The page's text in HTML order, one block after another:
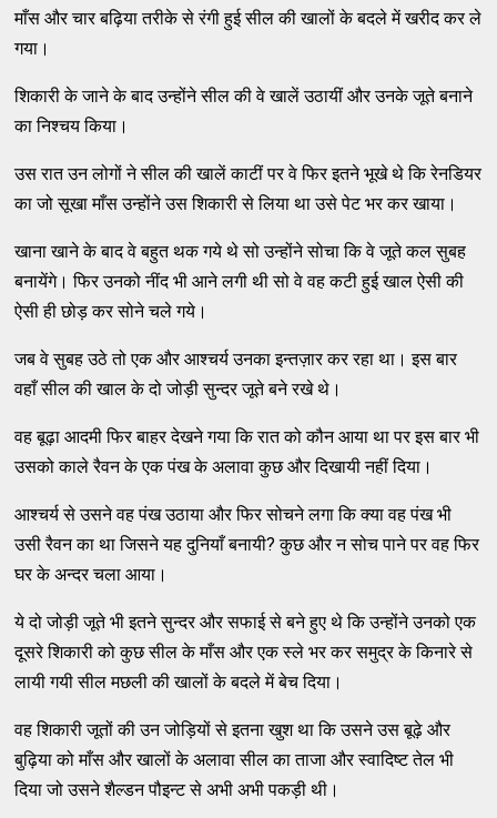
माँस और चार बढ़िया तरीके से रंगी हुई सील की खालों के बदले में खरीद कर ले
गया।
शिकारी के जाने के बाद उन्होंने सील की वे खालें उठायीं और उनके जूते बनाने
का निश्चय किया।
उस रात उन लोगों ने सील की खालें काटीं पर वे फिर इतने भूखे थे कि रेनडियर
का जो सूखा माँस उन्होंने उस शिकारी से लिया था उसे पेट भर कर खाया।
खाना खाने के बाद वे बहुत थक गये थे सो उन्होंने सोचा कि वे जूते कल सुबह
बनायेंगे। फिर उनको नींद भी आने लगी थी सो वे वह कटी हुई खाल ऐसी की
ऐसी ही छोड़ कर सोने चले गये।
जब वे सुबह उठे तो एक और आश्चर्य उनका इन्तज़ार कर रहा था। इस बार
वहाँ सील की खाल के दो जोड़ी सुन्दर जूते बने रखे थे।
वह बूढ़ा आदमी फिर बाहर देखने गया कि रात को कौन आया था पर इस बार भी
उसको काले रैवन के एक पंख के अलावा कुछ और दिखायी नहीं दिया।
आश्चर्य से उसने वह पंख उठाया और फिर सोचने लगा कि क्या वह पंख भी
उसी रैवन का था जिसने यह दुनियाँ बनायी? कुछ और न सोच पाने पर वह फिर
घर के अन्दर चला आया।
ये दो जोड़ी जूते भी इतने सुन्दर और सफाई से बने हुए थे कि उन्होंने उनको एक
दूसरे शिकारी को कुछ सील के माँस और एक स्ले भर कर समुद्र के किनारे से
लायी गयी सील मछली की खालों के बदले में बेच दिया।
वह शिकारी जूतों की उन जोड़ियों से इतना खुश था कि उसने उस बूढ़े और
बुढ़िया को माँस और खालों के अलावा सील का ताजा और स्वादिष्ट तेल भी
दिया जो उसने शैल्डन पौइन्ट से अभी अभी पकड़ी थी।